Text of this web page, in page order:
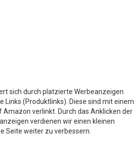
sich durch platzierte Werbeanzeigen
Links (Produktlinks). Diese sind mit einem
verlinkt. Durch das Anklicken der
verdienen wir einen kleinen
Seite weiter zu verbessern.